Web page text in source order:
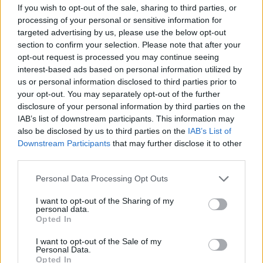
If you wish to opt-out of the sale, sharing to third parties, or
processing of your personal or sensitive information for
targeted advertising by us, please use the below opt-out
section to confirm your selection. Please note that after your
opt-out request is processed you may continue seeing
interest-based ads based on personal information utilized by
us or personal information disclosed to third parties prior to
your opt-out. You may separately opt-out of the further
disclosure of your personal information by third parties on the
IAB’s list of downstream participants. This information may
also be disclosed by us to third parties on the IAB’s List of
Downstream Participants that may further disclose it to other
Please note that this website/app uses one or more Google
not limited to your visit or usage behaviour. You may click to
grant or deny consent to Google and its third-party tags to
use your data for below specified purposes in below Google
consent section.
Personal Data Processing Opt Outs
I want to opt-out of the Sharing of my
personal data.
Opted In
I want to opt-out of the Sale of my
Personal Data.
Opted In
sicurezza.
Itinerario culturale: leggere le opere sul
campo
Un itinerario ideale invita a osservare quattro
tappe. 1) Unpalazzettoriconoscere la trama
strutturale, l’illuminazione zenitale e le scelte di
rivestimento. 2) Uno stadio delfondocamminare
lungo gli anelli per capire quote, drenaggi e
interfacce con il bosco. 3) Un trampolino: dal
belvedere si legge l’allineamento con i venti e la
centro per sliding: individuare tracciato, punti di
controllo termico e mitigazioni paesaggistiche.
Strumenti utili sono taccuino, planimetrie
divulgative e una bussola; domande chiave: come